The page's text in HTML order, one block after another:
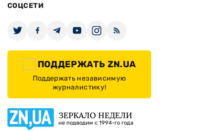
СОЦСЕТИ
ПОДДЕРЖАТЬ ZN.UA
Поддержать независимую
журналистику!
ЗЕРКАЛО НЕДЕЛИ
не подводим с 1994-го года